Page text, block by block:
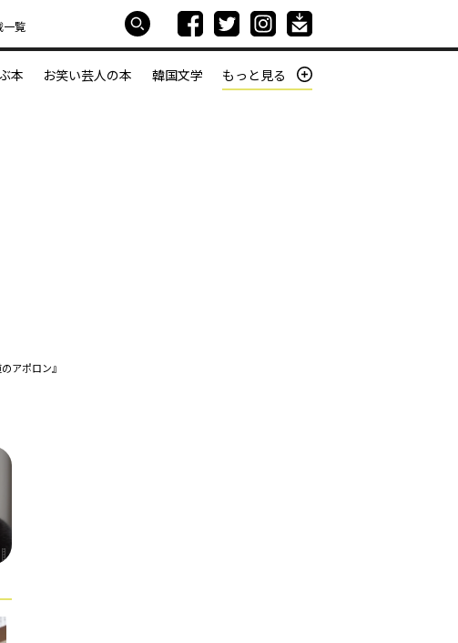
一覧
本 お笑い芸人の本 韓国文学 もっと見る
アポロン』